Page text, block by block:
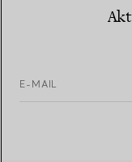
E-MAIL